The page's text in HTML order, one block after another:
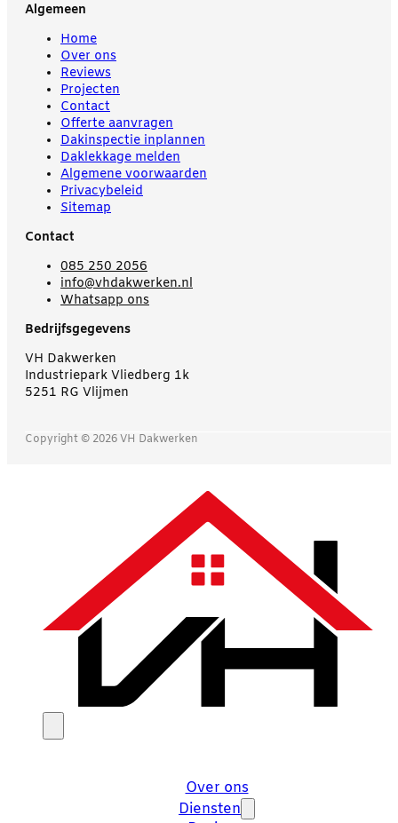
Algemeen
Home
Over ons
Reviews
Projecten
Contact
Offerte aanvragen
Dakinspectie inplannen
Daklekkage melden
Algemene voorwaarden
Privacybeleid
Sitemap
Contact
085 250 2056
info@vhdakwerken.nl
Whatsapp ons
Bedrijfsgegevens
VH Dakwerken
Industriepark Vliedberg 1k
5251 RG Vlijmen
Copyright © 2026 VH Dakwerken
Over ons
Diensten